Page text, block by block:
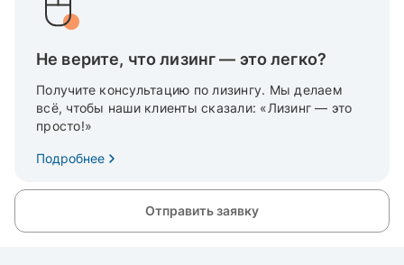
Не верите, что лизинг — это легко?
Получите консультацию по лизингу. Мы делаем
всё, чтобы наши клиенты сказали: «Лизинг — это
просто!»
Подробнее
Отправить заявку